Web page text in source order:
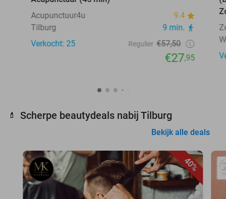
Acupunctuur4u
9.4
Tilburg
9 min.
Verkocht: 25
Regulier €57,50
€27,95
💄 Scherpe beautydeals nabij Tilburg
Bekijk alle deals
40%